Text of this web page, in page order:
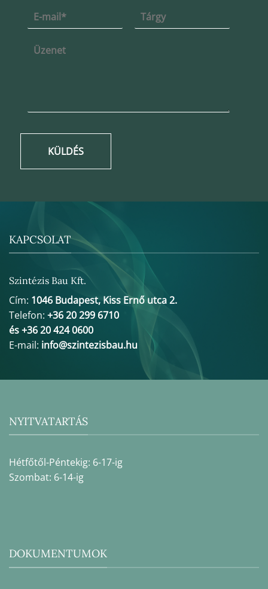
KÜLDÉS
KAPCSOLAT
Szintézis Bau Kft.
Cím: 1046 Budapest, Kiss Ernő utca 2.
Telefon: +36 20 299 6710
és +36 20 424 0600
E-mail: info@szintezisbau.hu
NYITVATARTÁS
Hétfőtől-Péntekig: 6-17-ig
Szombat: 6-14-ig
DOKUMENTUMOK